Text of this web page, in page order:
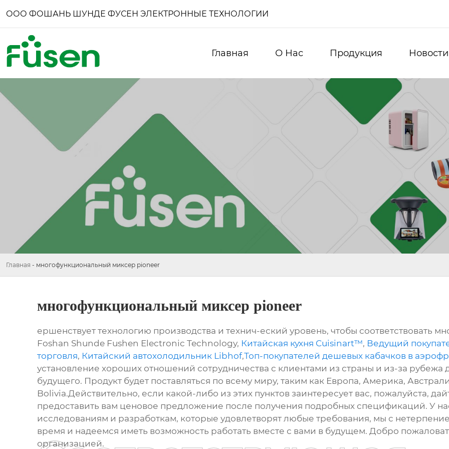
ООО ФОШАНЬ ШУНДЕ ФУСЕН ЭЛЕКТРОННЫЕ ТЕХНОЛОГИИ
Главная О Нас Продукция Новости
Главная - многофункциональный миксер pioneer
многофункциональный миксер pioneer
ершенствует технологию производства и технич-еский уровень, чтобы соответствовать
Foshan Shunde Fushen Electronic Technology, Китайская кухня Cuisinart™, Ведущий
торговля, Китайский автохолодильник Libhof,Топ-покупателей дешевых кабачков в
установление хороших отношений сотрудничества с клиентами из страны и из-за рубежа
будущего. Продукт будет поставляться по всему миру, таким как Европа, Америка,
Bolivia.Действительно, если какой-либо из этих пунктов заинтересует вас, пожалуйста,
предоставить вам ценовое предложение после получения подробных спецификаций. У
исследованиям и разработкам, которые удовлетворят любые требования, мы с
время и надеемся иметь возможность работать вместе с вами в будущем. Добро
организацией.